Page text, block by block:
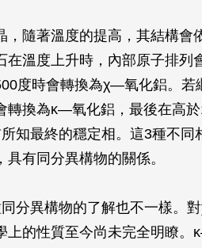
，隨著溫度的提高，其結構會
在溫度上升時，內部原子排列
度時會轉換為χ—氧化鋁。若
轉換為κ—氧化鋁，最後在高
知最終的穩定相。這3種不同
有同分異構物的關係。
分異構物的了解也不一樣。
上的性質至今尚未完全明瞭